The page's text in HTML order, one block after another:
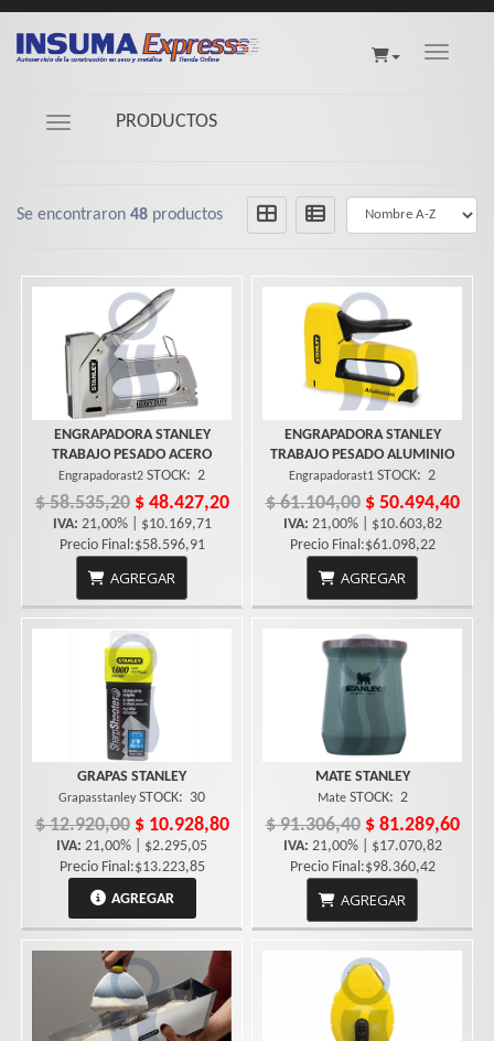
Toggle
Navigation ein-/ausblenden
PRODUCTOS
Se encontraron 48 productos
ENGRAPADORA STANLEY
TRABAJO PESADO ACERO
Engrapadorast2 STOCK: 2
$ 58.535,20 $ 48.427,20
IVA: 21,00% | $10.169,71
Precio Final:$58.596,91
AGREGAR
ENGRAPADORA STANLEY
TRABAJO PESADO ALUMINIO
Engrapadorast1 STOCK: 2
$ 61.104,00 $ 50.494,40
IVA: 21,00% | $10.603,82
Precio Final:$61.098,22
AGREGAR
GRAPAS STANLEY
GrapasstanleySTOCK: 30
$ 12.920,00 $ 10.928,80
IVA: 21,00% | $2.295,05
Precio Final:$13.223,85
AGREGAR
MATE STANLEY
Mate STOCK: 2
$ 91.306,40 $ 81.289,60
IVA: 21,00% | $17.070,82
Precio Final:$98.360,42
AGREGAR